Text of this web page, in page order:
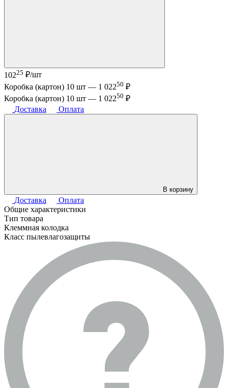
10225 ₽/шт
Коробка (картон) 10 шт — 1 02250 ₽
Коробка (картон) 10 шт — 1 02250 ₽
Доставка
Оплата
В корзину
Доставка
Оплата
Общие характеристики
Тип товара
Клеммная колодка
Класс пылевлагозащиты